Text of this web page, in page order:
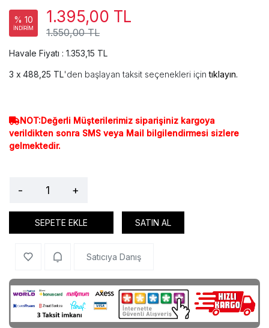
% 10
İNDİRİM 1.550,00 TL
1.395,00 TL
Havale Fiyatı : 1.353,15 TL
488,25 TL'den başlayan taksit seçenekleri içintıklayın.
NOT:Değerli Müşterilerimiz siparişiniz kargoya
verildikten sonra SMS veya Mail bilgilendirmesi sizlere
gelmektedir.
- +
SEPETE EKLE SATIN AL
Satıcıya Danış